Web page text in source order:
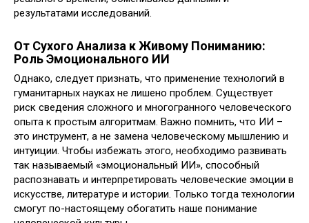
результатами исследований.
От Сухого Анализа к Живому Пониманию:
Роль Эмоционального ИИ
Однако, следует признать, что применение технологий в
гуманитарных науках не лишено проблем. Существует
риск сведения сложного и многогранного человеческого
опыта к простым алгоритмам. Важно помнить, что ИИ –
это инструмент, а не замена человеческому мышлению и
интуиции. Чтобы избежать этого, необходимо развивать
так называемый «эмоциональный ИИ», способный
распознавать и интерпретировать человеческие эмоции в
искусстве, литературе и истории. Только тогда технологии
смогут по-настоящему обогатить наше понимание